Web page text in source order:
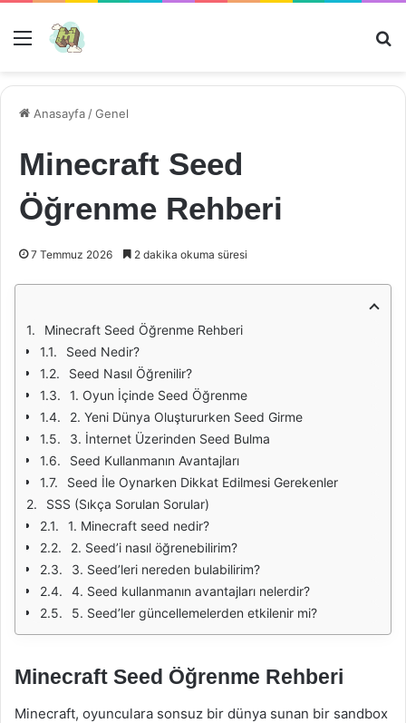
Menü
Anasayfa /Genel
Minecraft Seed
Öğrenme Rehberi
7 Temmuz 2026 2 dakika okuma süresi
Minecraft Seed Öğrenme Rehberi
Seed Nedir?
Seed Nasıl Öğrenilir?
1. Oyun İçinde Seed Öğrenme
2. Yeni Dünya Oluştururken Seed Girme
3. İnternet Üzerinden Seed Bulma
Seed Kullanmanın Avantajları
Seed İle Oynarken Dikkat Edilmesi Gerekenler
SSS (Sıkça Sorulan Sorular)
1. Minecraft seed nedir?
2. Seed’i nasıl öğrenebilirim?
3. Seed’leri nereden bulabilirim?
4. Seed kullanmanın avantajları nelerdir?
5. Seed’ler güncellemelerden etkilenir mi?
Minecraft Seed Öğrenme Rehberi
Minecraft, oyunculara sonsuz bir dünya sunan bir sandbox